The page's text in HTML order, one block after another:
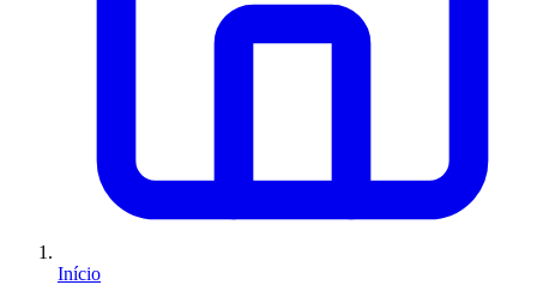
Início